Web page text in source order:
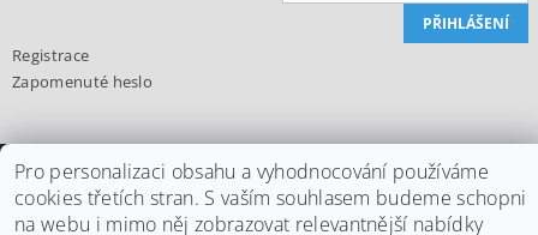
Registrace
Zapomenuté heslo
2026 ©Office24.cz, všechna práva vyhrazenaUpravit nastavení cookies
Pro personalizaci obsahu a vyhodnocování používáme
cookies třetích stran. S vaším souhlasem budeme schopni
na webu i mimo něj zobrazovat relevantnější nabídky